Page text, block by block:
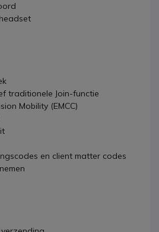
traditionele Join-functie
Mobility (EMCC)
en client matter codes